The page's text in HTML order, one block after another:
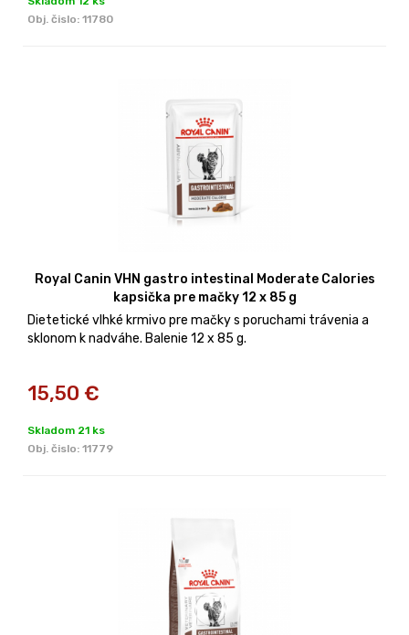
Obj. čislo: 11780
Royal Canin VHN gastro intestinal Moderate Calories
kapsička pre mačky 12 x 85 g
Dietetické vlhké krmivo pre mačky s poruchami trávenia a
sklonom k nadváhe. Balenie 12 x 85 g.
15,50 €
Skladom 21 ks
Obj. čislo: 11779